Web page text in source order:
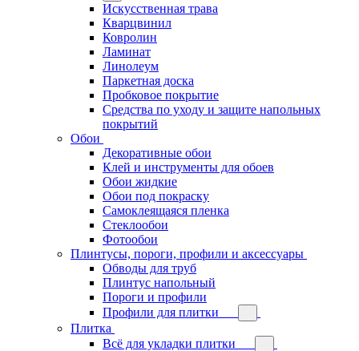
Искусственная трава
Кварцвинил
Ковролин
Ламинат
Линолеум
Паркетная доска
Пробковое покрытие
Средства по уходу и защите напольных
покрытий
Обои
Декоративные обои
Клей и инструменты для обоев
Обои жидкие
Обои под покраску
Самоклеящаяся пленка
Стеклообои
Фотообои
Плинтусы, пороги, профили и аксессуары
Обводы для труб
Плинтус напольный
Пороги и профили
Профили для плитки
Плитка
Всё для укладки плитки